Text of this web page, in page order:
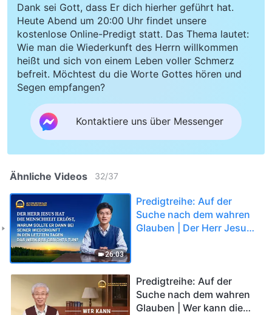
Dank sei Gott, dass Er dich hierher geführt hat.
Heute Abend um 20:00 Uhr findet unsere
kostenlose Online-Predigt statt. Das Thema lautet:
Wie man die Wiederkunft des Herrn willkommen
heißt und sich von einem Leben voller Schmerz
befreit. Möchtest du die Worte Gottes hören und
Segen empfangen?
Kontaktiere uns über Messenger
Ähnliche Videos 32/37
26:03
Predigtreihe: Auf der
Suche nach dem wahren
Glauben | Der Herr Jesus
letzten Tagen das Werk
des Gerichts tun?
Predigtreihe: Auf der
Suche nach dem wahren
Glauben | Wer kann die